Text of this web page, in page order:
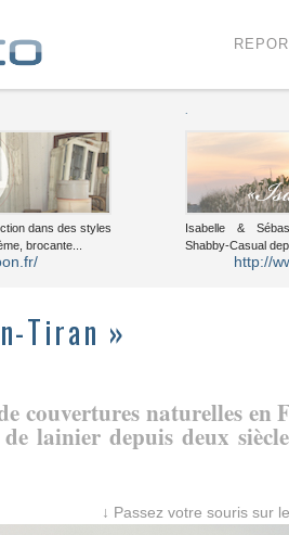
dans des styles
brocante...
Isabelle &
Shabby-Casual
http://
Tiran »
couvertures naturelles en
lainier depuis deux
↓ Passez votre souris sur